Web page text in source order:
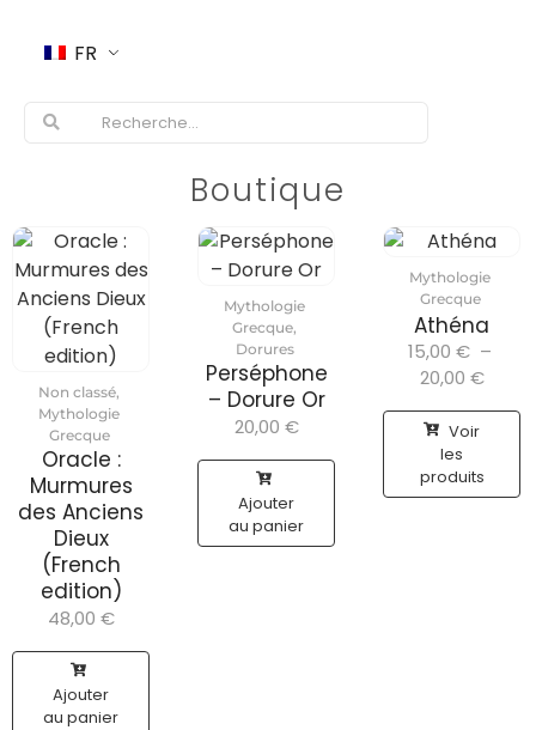
FR
Boutique
Non classé,
Mythologie
Grecque
Oracle :
Murmures
des Anciens
Dieux
(French
edition)
48,00 €
Ajouter
au panier
Mythologie
Grecque,
Dorures
Perséphone
– Dorure Or
20,00 €
Ajouter
au panier
Mythologie
Grecque
Athéna
15,00 € –
20,00 €
Voir
les
produits